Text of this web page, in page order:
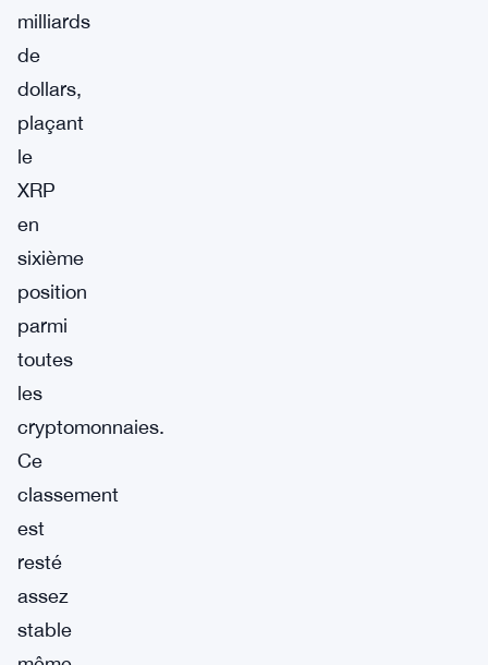
milliards
de
dollars,
plaçant
le
XRP
en
sixième
position
parmi
toutes
les
cryptomonnaies.
Ce
classement
est
resté
assez
stable